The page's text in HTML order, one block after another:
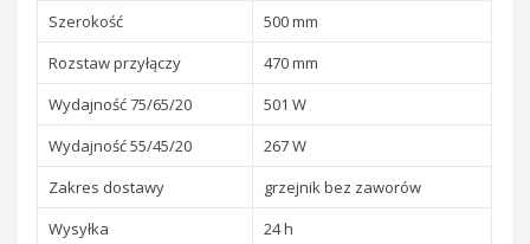
Szerokość
500 mm
Rozstaw przyłączy
470 mm
Wydajność 75/65/20
501 W
Wydajność 55/45/20
267 W
Zakres dostawy
grzejnik bez zaworów
Wysyłka
24 h